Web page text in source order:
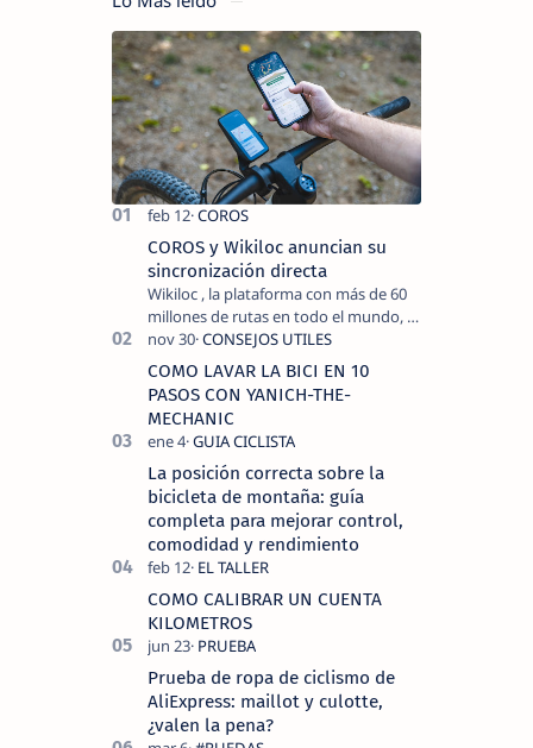
COROS y Wikiloc anuncian su
sincronización directa
Wikiloc , la plataforma con más de 60
millones de rutas en todo el mundo, y
COROS , marca de dispositivos GPS
reconocida mundialmente por su
tecnolo…
COMO LAVAR LA BICI EN 10
PASOS CON YANICH-THE-
MECHANIC
La posición correcta sobre la
bicicleta de montaña: guía
completa para mejorar control,
comodidad y rendimiento
COMO CALIBRAR UN CUENTA
KILOMETROS
Prueba de ropa de ciclismo de
AliExpress: maillot y culotte,
¿valen la pena?